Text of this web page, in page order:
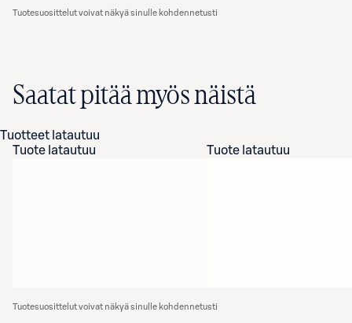
Tuotesuosittelut voivat näkyä sinulle kohdennetusti
Saatat pitää myös näistä
Tuotteet latautuu
Tuote latautuu
Tuote latautuu
Tuotesuosittelut voivat näkyä sinulle kohdennetusti